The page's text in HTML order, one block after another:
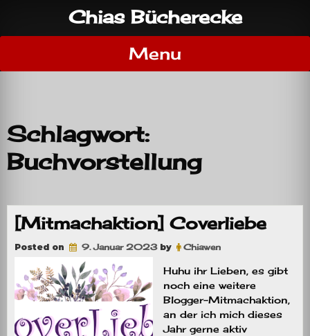
content
Chias Bücherecke
Menu
Schlagwort:
Buchvorstellung
[Mitmachaktion] Coverliebe
Posted on 9. Januar 2023by Chiawen
Huhu ihr Lieben, es gibt
noch eine weitere
Blogger-Mitmachaktion,
an der ich mich dieses
Jahr gerne aktiv